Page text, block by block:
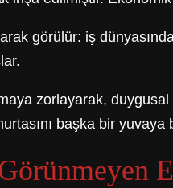
görülür: iş
zorlayarak,
başka bir